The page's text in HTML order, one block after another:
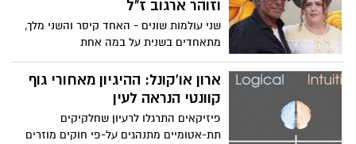
יכולות להגביר את רווחתך בהווה ובעתיד. הם
דנים כיצד למקסם את תחושת השמחה שלך,
להפוך את החרדה שלך לכוח לטובה ולשמור
על המוח שלך בריא במהלך חייך.
וזוהר ארגוב ז"ל
שני עולמות שונים - האחד קיסר והשני מלך,
מתאחדים בשנית על במה אחת
ארון או'קונל: ההיגיון מאחורי גוף
קוונטי הנראה לעין
פיזיקאים התרגלו לרעיון שחלקיקים
תת-אטומיים מתנהגים על-פי חוקים מוזרים